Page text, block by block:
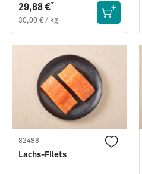
29,88 €*
30,00 € / kg
82488
Lachs-Filets